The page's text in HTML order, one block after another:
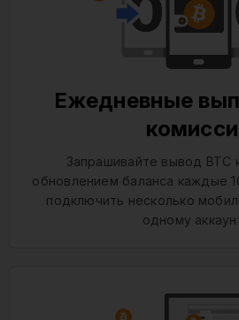
Ежедневные
Запрашивайте вывод BTC
обновлением баланса каждые
подключить несколько
одному